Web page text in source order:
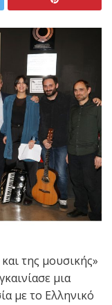
της μουσικής»
μια
με το Ελληνικό